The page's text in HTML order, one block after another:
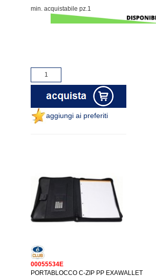
min. acquistabile pz.1
aggiungi ai preferiti
00055534E
PORTABLOCCO C-ZIP PP EXAWALLET